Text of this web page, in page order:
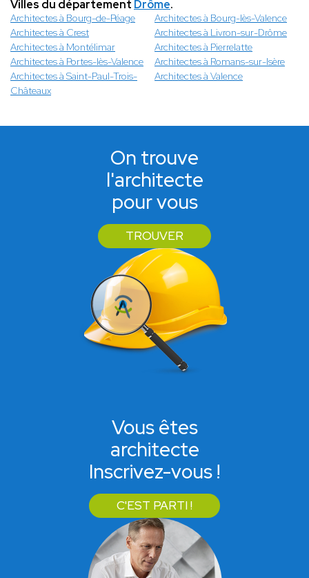
Villes du département Drôme.
Architectes à Bourg-de-Péage
Architectes à Bourg-lès-Valence
Architectes à Crest
Architectes à Livron-sur-Drôme
Architectes à Montélimar
Architectes à Pierrelatte
Architectes à Portes-lès-Valence
Architectes à Romans-sur-Isère
Architectes à Saint-Paul-Trois-
Châteaux
Architectes à Valence
On trouve
l'architecte
pour vous
TROUVER
Vous êtes
architecte
Inscrivez-vous !
C'EST PARTI !